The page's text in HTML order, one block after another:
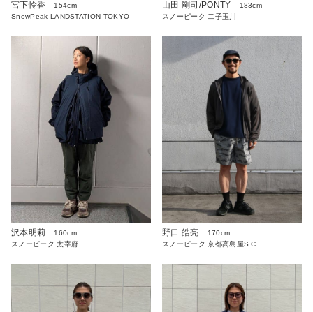
宮下怜香
154cm
SnowPeak LANDSTATION TOKYO
山田 剛司/PONTY
183cm
スノーピーク 二子玉川
沢本明莉
160cm
スノーピーク 太宰府
野口 皓亮
170cm
スノーピーク 京都高島屋S.C.